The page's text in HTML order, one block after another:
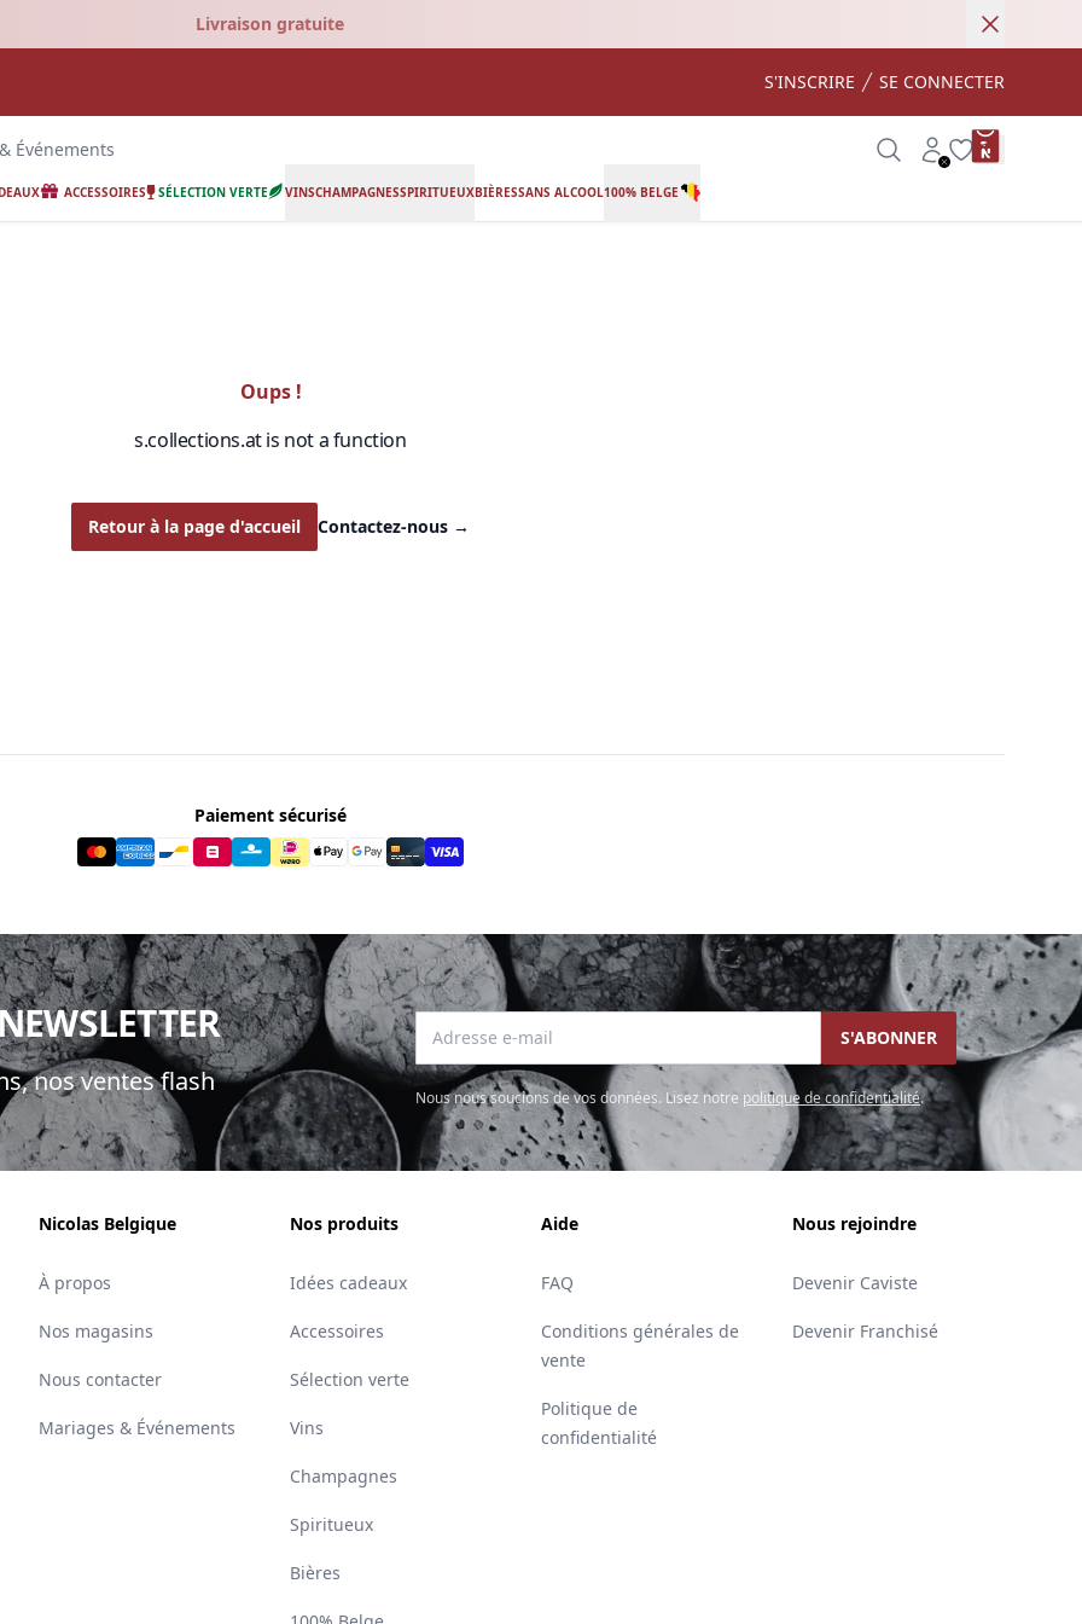
Livraison gratuite Annuler
S'INSCRIRE SE CONNECTER
Événements SearchAccount
Wishlistproduct
ACCESSOIRES SÉLECTION VERTE VINSCHAMPAGNESSPIRITUEUXBIÈRESSANS ALCOOL100% BELGE
Oups !
s.collections.at is not a function
Retour à la page d'accueil Contactez-nous →
Paiement sécurisé
nos ventes flash
Adresse e-mail S'ABONNER
Nous nous soucions de vos données. Lisez notre politique de confidentialité.
Nicolas Belgique
À propos
Nos magasins
Nous contacter
Mariages & Événements
Nos produits
Idées cadeaux
Accessoires
Sélection verte
Vins
Champagnes
Spiritueux
Bières
Aide
FAQ
Conditions générales de
vente
Politique de
confidentialité
Nous rejoindre
Devenir Caviste
Devenir Franchisé